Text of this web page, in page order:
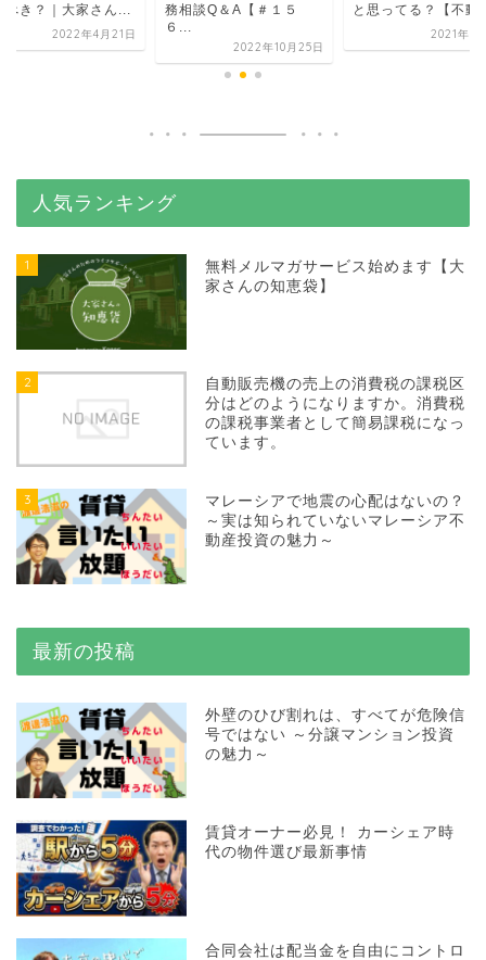
べき？｜大家さん...
2022年4月21日
務相談Q＆A【＃１５
６...
2022年10月25日
と思ってる？【不動
2021年8
人気ランキング
1
無料メルマガサービス始めます【大
家さんの知恵袋】
2
自動販売機の売上の消費税の課税区
分はどのようになりますか。消費税
の課税事業者として簡易課税になっ
ています。
3
マレーシアで地震の心配はないの？
～実は知られていないマレーシア不
動産投資の魅力～
最新の投稿
外壁のひび割れは、すべてが危険信
号ではない ～分譲マンション投資
の魅力～
賃貸オーナー必見！ カーシェア時
代の物件選び最新事情
合同会社は配当金を自由にコントロ